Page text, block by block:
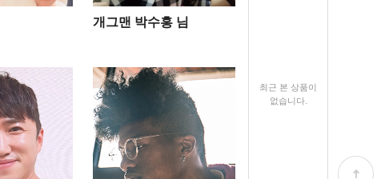
개그맨 박수홍 님
최근 본 상품이
없습니다.